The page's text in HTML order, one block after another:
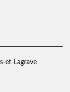
et-Lagrave